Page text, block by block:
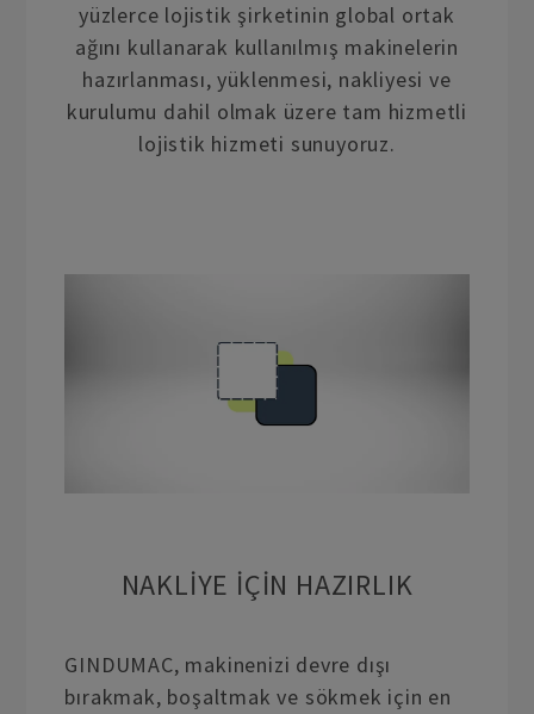
yüzlerce lojistik şirketinin global ortak
ağını kullanarak kullanılmış makinelerin
hazırlanması, yüklenmesi, nakliyesi ve
kurulumu dahil olmak üzere tam hizmetli
lojistik hizmeti sunuyoruz.
NAKLIYE IÇIN HAZIRLIK
GINDUMAC, makinenizi devre dışı
bırakmak, boşaltmak ve sökmek için en